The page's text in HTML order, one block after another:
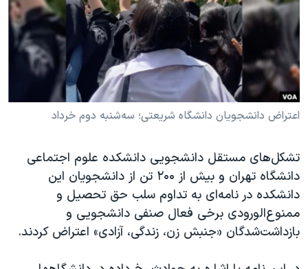
فرهنگ و زندگی
حقوق شهروندی
اقتصادی
علم و فناوری
اسرائیل در جنگ
آرشیو پخش زنده
مستندها
انتخابات ریاست جمهوری آمریکا ۲۰۲۴
حمله جمهوری اسلامی به اسرائیل
رمز مهسا
ورزش زنان در ایران
مجموعه مستندهای دادخواهی
تریبونال مردمی آبان ۹۸
دادگاه حمید نوری
چهل سال گروگان‌گیری
دنبال کنید
زبانهای مختلف
اعتراض دانشجویان دانشگاه شریعتی؛ سه‌شنبه دوم خرداد
تشکل‌های مستقل دانشجویی دانشکده علوم‌ اجتماعی
دانشگاه تهران و بیش از ۲۰۰ تن از دانشجویان این
دانشکده در نامه‌ای به تداوم سلب حق تحصیل و
ممنوع‌الورودی برخی فعال صنفی دانشجویی و
بازداشت‌شدگان «جنبش زن، زندگی، آزادی» اعتراض کردند.